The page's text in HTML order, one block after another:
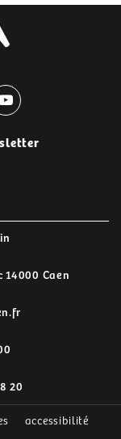
Caen
20
accessibilité